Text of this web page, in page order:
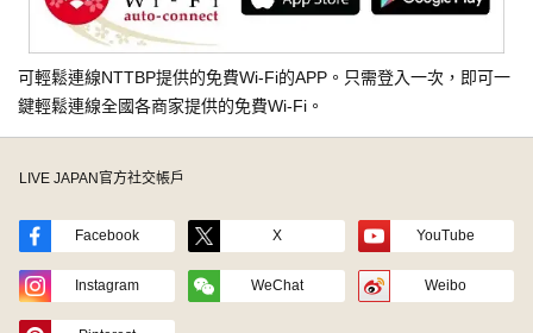
可輕鬆連線NTTBP提供的免費Wi-Fi的APP。只需登入一次，即可一
鍵輕鬆連線全國各商家提供的免費Wi-Fi。
LIVE JAPAN官方社交帳戶
Facebook X YouTube
Instagram WeChat Weibo